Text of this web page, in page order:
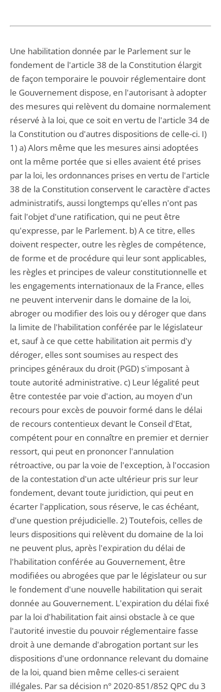
Une habilitation donnée par le Parlement sur le
fondement de l'article 38 de la Constitution élargit
de façon temporaire le pouvoir réglementaire dont
le Gouvernement dispose, en l'autorisant à adopter
des mesures qui relèvent du domaine normalement
réservé à la loi, que ce soit en vertu de l'article 34 de
la Constitution ou d'autres dispositions de celle-ci. I)
1) a) Alors même que les mesures ainsi adoptées
ont la même portée que si elles avaient été prises
par la loi, les ordonnances prises en vertu de l'article
38 de la Constitution conservent le caractère d'actes
administratifs, aussi longtemps qu'elles n'ont pas
fait l'objet d'une ratification, qui ne peut être
qu'expresse, par le Parlement. b) A ce titre, elles
doivent respecter, outre les règles de compétence,
de forme et de procédure qui leur sont applicables,
les règles et principes de valeur constitutionnelle et
les engagements internationaux de la France, elles
ne peuvent intervenir dans le domaine de la loi,
abroger ou modifier des lois ou y déroger que dans
la limite de l'habilitation conférée par le législateur
et, sauf à ce que cette habilitation ait permis d'y
déroger, elles sont soumises au respect des
principes généraux du droit (PGD) s'imposant à
toute autorité administrative. c) Leur légalité peut
être contestée par voie d'action, au moyen d'un
recours pour excès de pouvoir formé dans le délai
de recours contentieux devant le Conseil d'Etat,
compétent pour en connaître en premier et dernier
ressort, qui peut en prononcer l'annulation
rétroactive, ou par la voie de l'exception, à l'occasion
de la contestation d'un acte ultérieur pris sur leur
fondement, devant toute juridiction, qui peut en
écarter l'application, sous réserve, le cas échéant,
d'une question préjudicielle. 2) Toutefois, celles de
leurs dispositions qui relèvent du domaine de la loi
ne peuvent plus, après l'expiration du délai de
l'habilitation conférée au Gouvernement, être
modifiées ou abrogées que par le législateur ou sur
le fondement d'une nouvelle habilitation qui serait
donnée au Gouvernement. L'expiration du délai fixé
par la loi d'habilitation fait ainsi obstacle à ce que
l'autorité investie du pouvoir réglementaire fasse
droit à une demande d'abrogation portant sur les
dispositions d'une ordonnance relevant du domaine
de la loi, quand bien même celles-ci seraient
illégales. Par sa décision n° 2020-851/852 QPC du 3